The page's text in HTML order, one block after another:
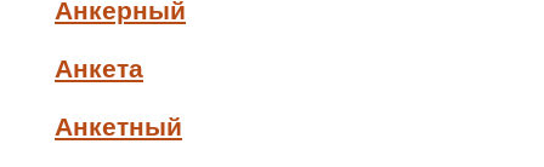
Анкерный
Анкета
Анкетный